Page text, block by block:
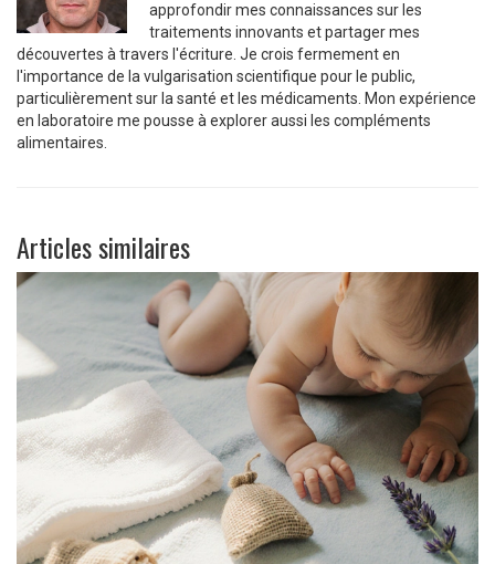
approfondir mes connaissances sur les
traitements innovants et partager mes
découvertes à travers l'écriture. Je crois fermement en
l'importance de la vulgarisation scientifique pour le public,
particulièrement sur la santé et les médicaments. Mon expérience
en laboratoire me pousse à explorer aussi les compléments
alimentaires.
Articles similaires